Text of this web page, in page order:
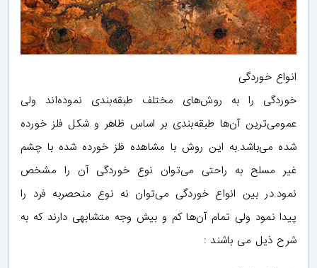
انواع خوردگی
خوردگی را به روش‌های مختلف طبقه‌بندی نموده‌اند ولی
عمومی‌ترین آن‌ها طبقه‌بندی بر اساس ظاهر و شکل فلز خورده
شده می‌باشد.به این روش با مشاهده فلز خورده شده با چشم
غیر مسلح به راحتی می‌توان نوع خوردگی آن را مشخص
نمود.در بین انواع خوردگی می‌توان نه نوع منحصربه فرد را
پیدا نمود ولی تمام آن‌ها کم و بیش وجه متشابهی دارند که به
شرح ذیل می باشند :